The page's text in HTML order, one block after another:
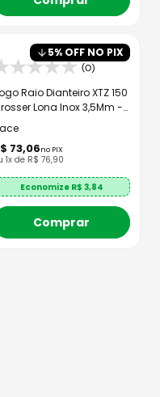
5% OFF NO PIX
(0)
Raio Dianteiro XTZ 150
Lona Inox 3,5Mm -
73,06no PIX
1x de R$ 76,90
Economize R$ 3,84
Comprar